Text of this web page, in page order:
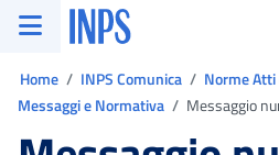
Vai al menu principale
Vai al contenuto principale
Vai al pie' di pagina
INPS ()
Home INPS Comunica Norme
Messaggi e Normativa
Messaggio